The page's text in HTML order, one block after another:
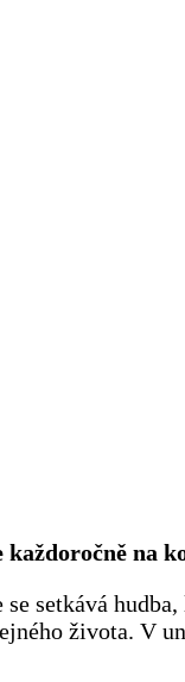
na
se setkává
života. V